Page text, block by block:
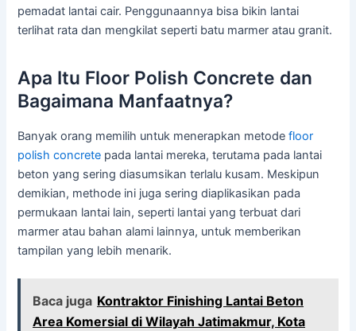
pemadat lantai cair. Penggunaannya bisa bikin lantai
terlihat rata dan mengkilat seperti batu marmer atau granit.
Apa Itu Floor Polish Concrete dan
Bagaimana Manfaatnya?
Banyak orang memilih untuk menerapkan metodefloor
polish concrete pada lantai mereka, terutama pada lantai
beton yang sering diasumsikan terlalu kusam. Meskipun
demikian, methode ini juga sering diaplikasikan pada
permukaan lantai lain, seperti lantai yang terbuat dari
marmer atau bahan alami lainnya, untuk memberikan
tampilan yang lebih menarik.
Baca juga Kontraktor Finishing Lantai Beton
Area Komersial di Wilayah Jatimakmur, Kota